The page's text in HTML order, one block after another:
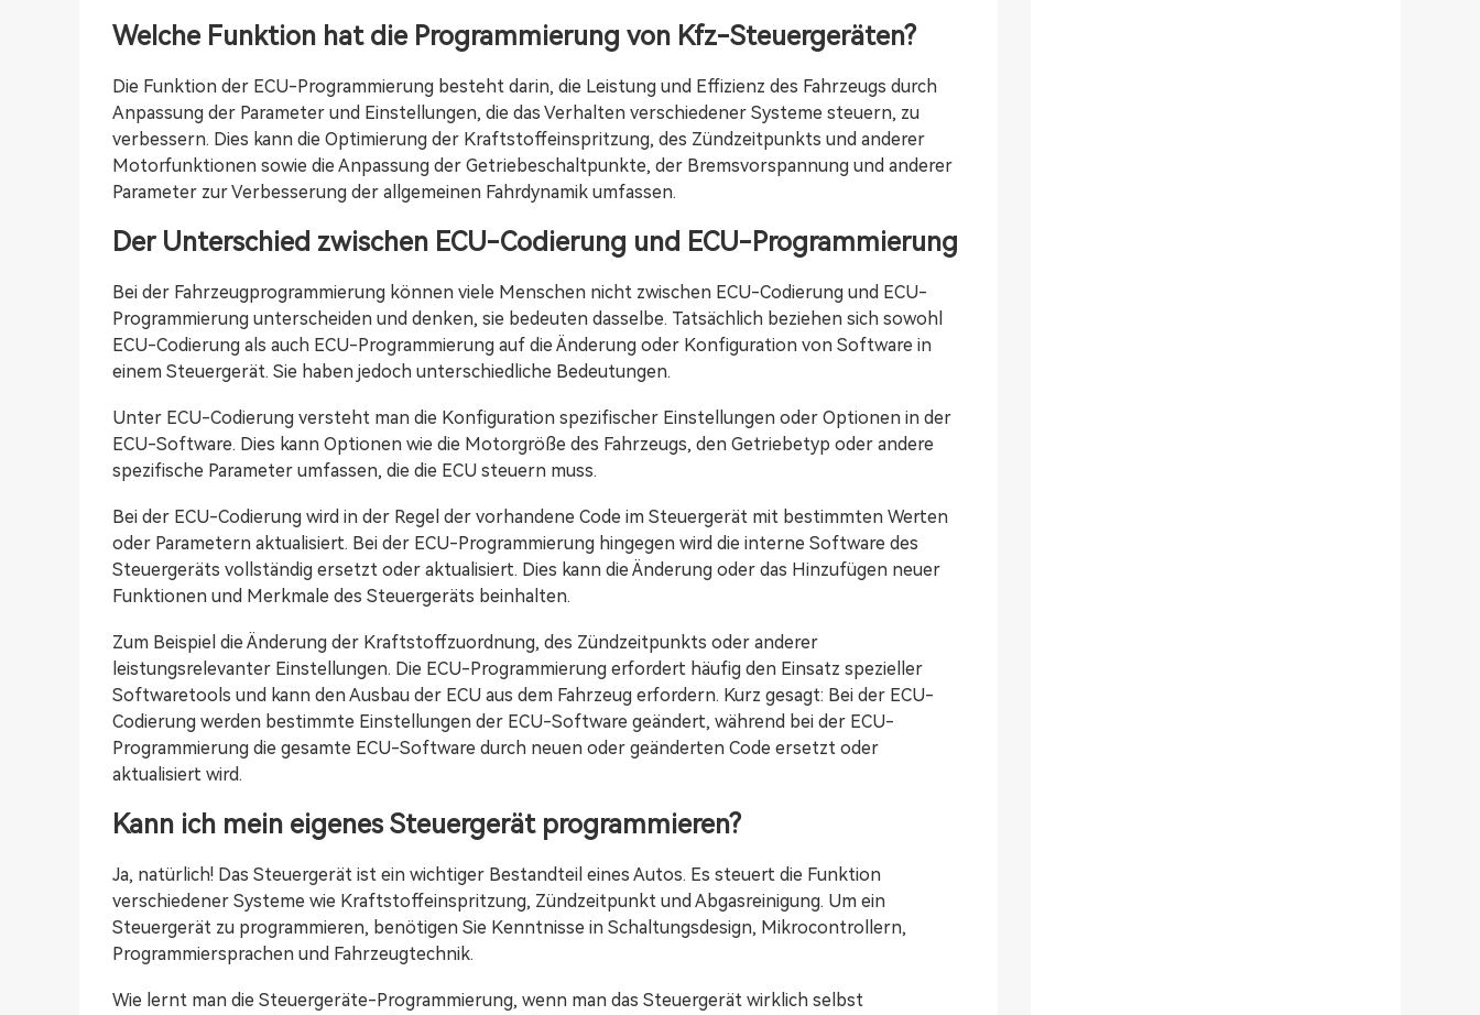
Welche Funktion hat die Programmierung von Kfz-Steuergeräten?
Die Funktion der ECU-Programmierung besteht darin, die Leistung und Effizienz des Fahrzeugs durch
Anpassung der Parameter und Einstellungen, die das Verhalten verschiedener Systeme steuern, zu
verbessern. Dies kann die Optimierung der Kraftstoffeinspritzung, des Zündzeitpunkts und anderer
Motorfunktionen sowie die Anpassung der Getriebeschaltpunkte, der Bremsvorspannung und anderer
Parameter zur Verbesserung der allgemeinen Fahrdynamik umfassen.
Der Unterschied zwischen ECU-Codierung und ECU-Programmierung
Bei der Fahrzeugprogrammierung können viele Menschen nicht zwischen ECU-Codierung und ECU-
Programmierung unterscheiden und denken, sie bedeuten dasselbe. Tatsächlich beziehen sich sowohl
ECU-Codierung als auch ECU-Programmierung auf die Änderung oder Konfiguration von Software in
einem Steuergerät. Sie haben jedoch unterschiedliche Bedeutungen.
Unter ECU-Codierung versteht man die Konfiguration spezifischer Einstellungen oder Optionen in der
ECU-Software. Dies kann Optionen wie die Motorgröße des Fahrzeugs, den Getriebetyp oder andere
spezifische Parameter umfassen, die die ECU steuern muss.
Bei der ECU-Codierung wird in der Regel der vorhandene Code im Steuergerät mit bestimmten Werten
oder Parametern aktualisiert. Bei der ECU-Programmierung hingegen wird die interne Software des
Steuergeräts vollständig ersetzt oder aktualisiert. Dies kann die Änderung oder das Hinzufügen neuer
Funktionen und Merkmale des Steuergeräts beinhalten.
Zum Beispiel die Änderung der Kraftstoffzuordnung, des Zündzeitpunkts oder anderer
leistungsrelevanter Einstellungen. Die ECU-Programmierung erfordert häufig den Einsatz spezieller
Softwaretools und kann den Ausbau der ECU aus dem Fahrzeug erfordern. Kurz gesagt: Bei der ECU-
Codierung werden bestimmte Einstellungen der ECU-Software geändert, während bei der ECU-
Programmierung die gesamte ECU-Software durch neuen oder geänderten Code ersetzt oder
aktualisiert wird.
Kann ich mein eigenes Steuergerät programmieren?
Ja, natürlich! Das Steuergerät ist ein wichtiger Bestandteil eines Autos. Es steuert die Funktion
verschiedener Systeme wie Kraftstoffeinspritzung, Zündzeitpunkt und Abgasreinigung. Um ein
Steuergerät zu programmieren, benötigen Sie Kenntnisse in Schaltungsdesign, Mikrocontrollern,
Programmiersprachen und Fahrzeugtechnik.
Wie lernt man die Steuergeräte-Programmierung, wenn man das Steuergerät wirklich selbst